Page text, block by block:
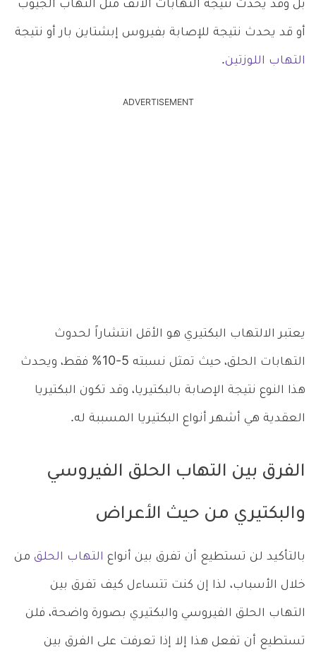
بل وقد يحدث نتيجة التهابات الأنف مثل التهاب الجيوب
أو قد يحدث نتيجة للإصابة بفيروس إبشتاين بار أو نتيجة
التهاب اللوزتين.
ADVERTISEMENT
يعتبر الالتهاب البكتيري هو الأقل انتشاراً لحدوث
التهابات الحلق، حيث تمثل نسبته 5-10% فقط، ويحدث
هذا النوع نتيجة الإصابة بالبكتيريا، وقد تكون البكتيريا
العقدية هي أشهر أنواع البكتيريا المسببة له.
الفرق بين التهاب الحلق الفيروسي
والبكتيري من حيث الأعراض
بالتأكيد لن تستطيع أن تفرق بين أنواع التهاب الحلق من
خلال الأسباب، لذا إن كنت تتساءل كيف تفرق بين
التهاب الحلق الفيروسي والبكتيري بصورة واضحة، فلن
تستطيع أن تفعل هذا إلا إذا تعرفت على الفرق بين